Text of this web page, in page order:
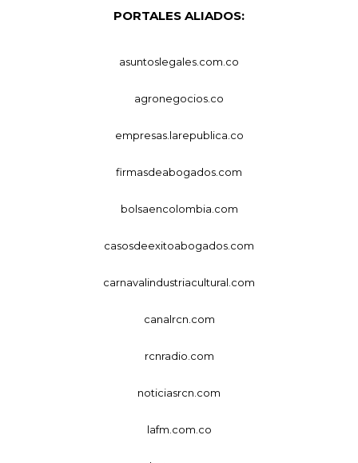
PORTALES ALIADOS:
asuntoslegales.com.co
agronegocios.co
empresas.larepublica.co
firmasdeabogados.com
bolsaencolombia.com
casosdeexitoabogados.com
carnavalindustriacultural.com
canalrcn.com
rcnradio.com
noticiasrcn.com
lafm.com.co